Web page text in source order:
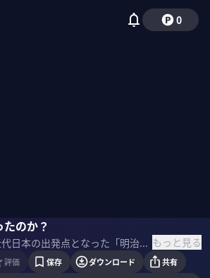
0
のか？
近代日本の出発点となった「明治維新」。維新の英傑たちが活躍した華々しい時代である一方、実は現代の国際情勢にも大きく関わる「国民国家」の世界的な形成期でもあった。歴史学者の加藤聖文氏に、現代から読み解く明治維新について聞いた。 ＜ゲスト＞ 加藤聖文｜歴史学者 駒澤大学文学部教授。国文学研究資料館助手、人間文化研究機構国文学研究資料館准教授などを経て、2024年より現職。専門は日本近現代史・東アジア国際関係史・歴史記録（アーカイブズ）学。主な著書に『「大日本帝国」崩壊ー東アジアの1945年」 （中公新書）など。 ＜参考書籍＞ 『世界史の中の明治維新 なぜ日本は「帝国」を目指したのか』 加藤聖文（著）SBクリエイティブ（刊） もっと見る
評価 保存 ダウンロード 共有